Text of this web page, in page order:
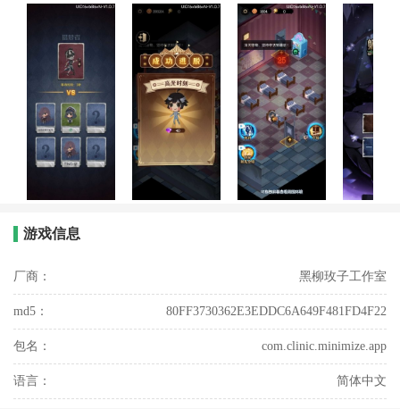
游戏信息
厂商： 黑柳玫子工作室
md5： 80FF3730362E3EDDC6A649F481FD4F22
包名： com.clinic.minimize.app
语言： 简体中文